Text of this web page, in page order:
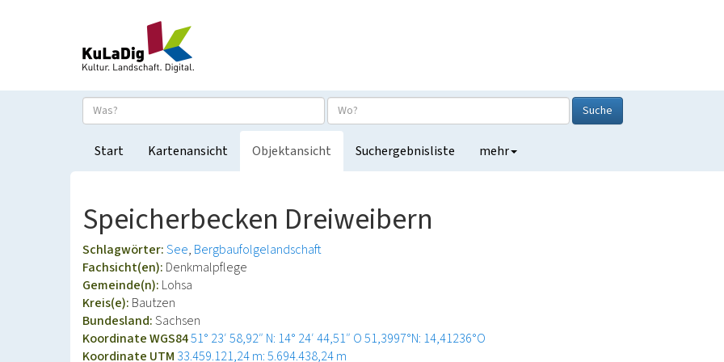
Suche
Start Kartenansicht Objektansicht Suchergebnisliste mehr
Speicherbecken Dreiweibern
Schlagwörter:See Bergbaufolgelandschaft
Fachsicht(en): Denkmalpflege
Gemeinde(n): Lohsa
Kreis(e): Bautzen
Bundesland:Sachsen
Koordinate WGS8451° 23′ 58,92″ N: 14° 24′ 44,51″ O51,3997°N: 14,41236°O
Koordinate UTM 33.459.121,24 m: 5.694.438,24 m